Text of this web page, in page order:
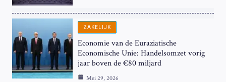
ZAKELIJK
Economie van de Euraziatische
Economische Unie: Handelsomzet vorig
jaar boven de €80 miljard
Mei 29, 2026